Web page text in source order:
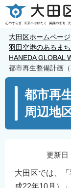
こ
の
す
大田区ホームページ
羽田空港のあるま
HANEDA GLOBAL
都市再生整備計画
都市再
周辺地
更新日
大田区では、